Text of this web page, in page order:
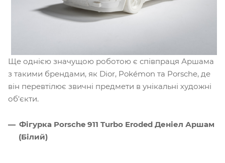
Ще однією значущою роботою є співпраця Аршама
з такими брендами, як Dior, Pokémon та Porsche, де
він перевтілює звичні предмети в унікальні художні
об'єкти.
Фігурка Porsche 911 Turbo Eroded Деніел Аршам
(Білий)